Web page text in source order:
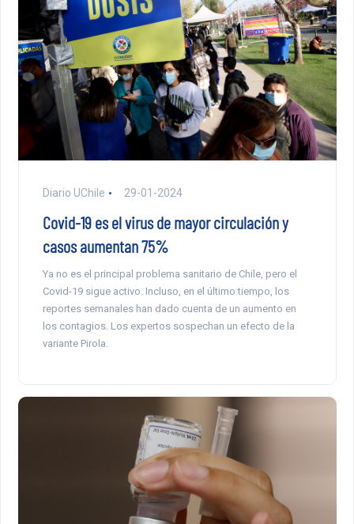
Diario UChile 29-01-2024
Covid-19 es el virus de mayor circulación y
casos aumentan 75%
Ya no es el principal problema sanitario de Chile, pero el
Covid-19 sigue activo. Incluso, en el último tiempo, los
reportes semanales han dado cuenta de un aumento en
los contagios. Los expertos sospechan un efecto de la
variante Pirola.